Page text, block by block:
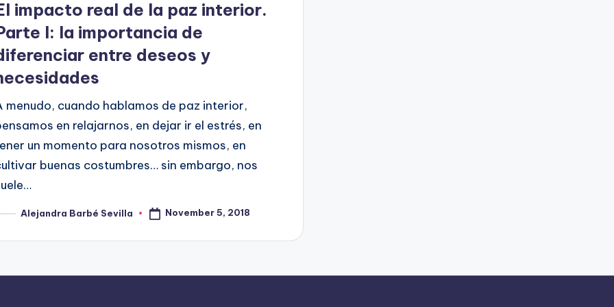
impacto real de la paz interior.
I: la importancia de
entre deseos y
menudo, cuando hablamos de paz interior,
en relajarnos, en dejar ir el estrés, en
un momento para nosotros mismos, en
buenas costumbres… sin embargo, nos
Alejandra Barbé Sevilla November 5, 2018